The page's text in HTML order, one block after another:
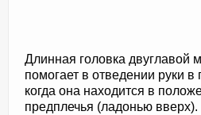
Длинная головка двуглавой
помогает в отведении руки в
когда она находится в
предплечья (ладонью вверх).